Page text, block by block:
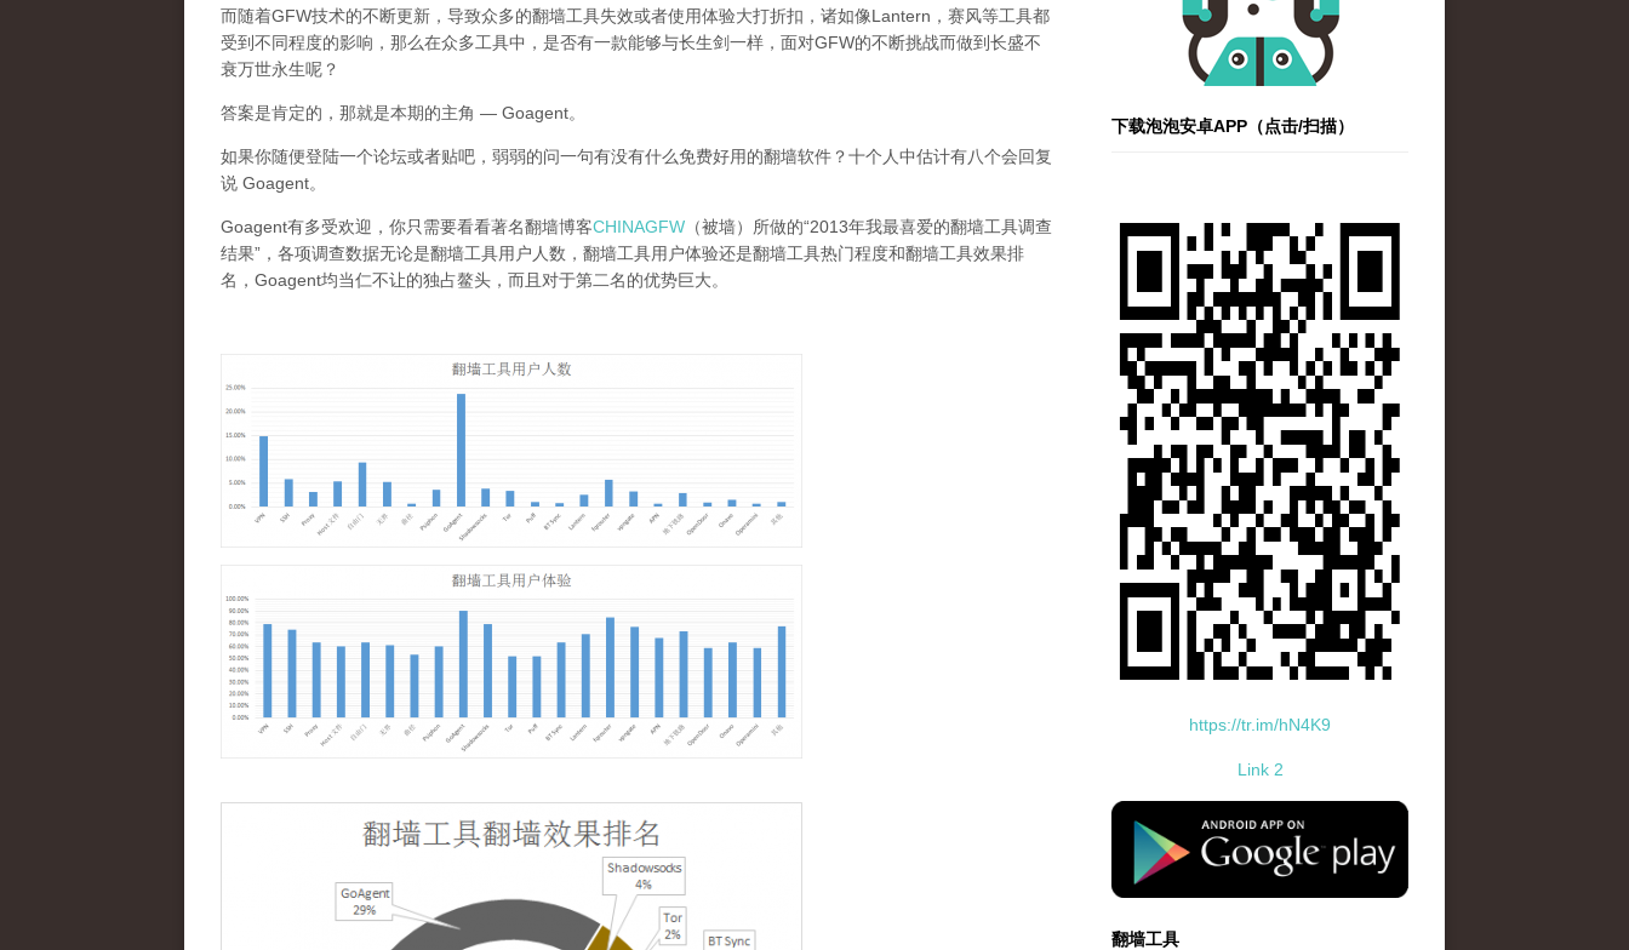
而随着GFW技术的不断更新，导致众多的翻墙工具失效或者使用体验大打折扣，诸如像Lantern，赛风等工具都
受到不同程度的影响，那么在众多工具中，是否有一款能够与长生剑一样，面对GFW的不断挑战而做到长盛不
衰万世永生呢？
答案是肯定的，那就是本期的主角 — Goagent。
如果你随便登陆一个论坛或者贴吧，弱弱的问一句有没有什么免费好用的翻墙软件？十个人中估计有八个会回复
说 Goagent。
Goagent有多受欢迎，你只需要看看著名翻墙博客CHINAGFW （被墙）所做的“2013年我最喜爱的翻墙工具调查
结果”，各项调查数据无论是翻墙工具用户人数，翻墙工具用户体验还是翻墙工具热门程度和翻墙工具效果排
名，Goagent均当仁不让的独占鳌头，而且对于第二名的优势巨大。
下载泡泡安卓APP（点击/扫描）
https://tr.im/hN4K9
Link 2
standard-icon-googleplay-app-store.png
翻墙工具